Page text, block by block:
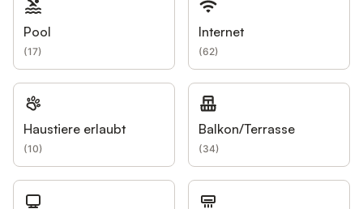
Pool
(17)
Internet
(62)
Haustiere erlaubt
(10)
Balkon/Terrasse
(34)